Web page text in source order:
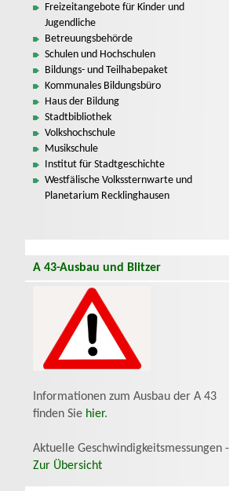
Freizeitangebote für Kinder und
Jugendliche
Betreuungsbehörde
Schulen und Hochschulen
Bildungs- und Teilhabepaket
Kommunales Bildungsbüro
Haus der Bildung
Stadtbibliothek
Volkshochschule
Musikschule
Institut für Stadtgeschichte
Westfälische Volkssternwarte und
Planetarium Recklinghausen
A 43-Ausbau und Blitzer
Informationen zum Ausbau der A 43
finden Sie hier.
Aktuelle Geschwindigkeitsmessungen -
Zur Übersicht